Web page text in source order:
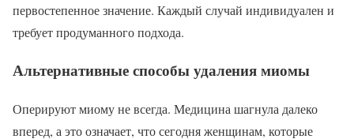
первостепенное значение. Каждый случай индивидуален и
требует продуманного подхода.
Альтернативные способы удаления миомы
Оперируют миому не всегда. Медицина шагнула далеко
вперед, а это означает, что сегодня женщинам, которые